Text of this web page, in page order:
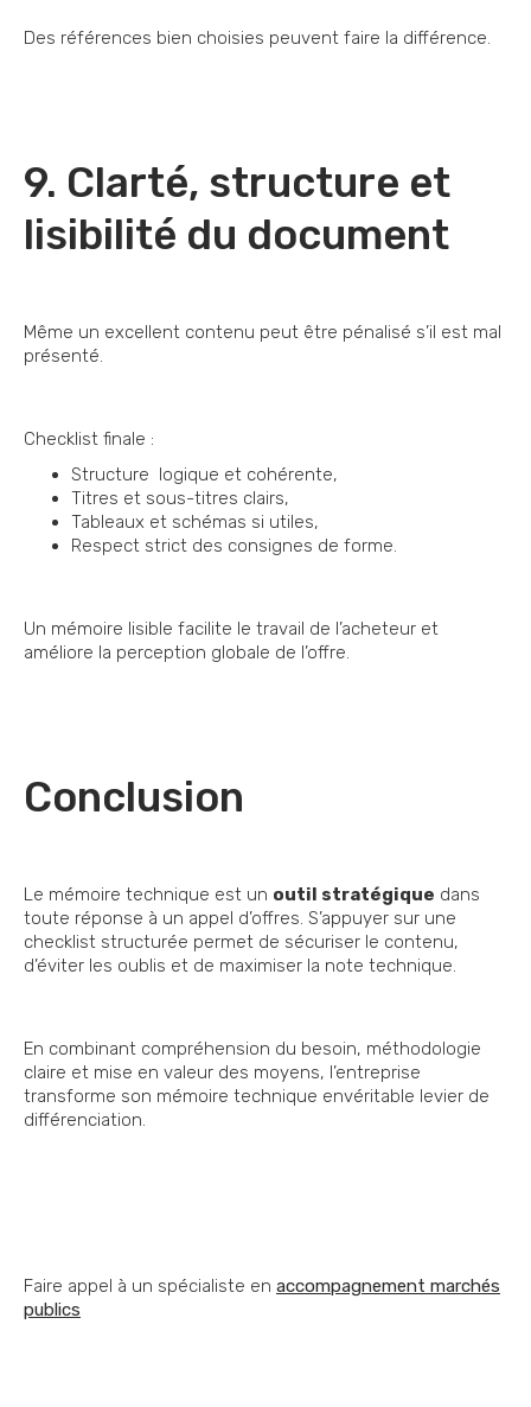
Des références bien choisies peuvent faire la différence.
9. Clarté, structure et
lisibilité du document
Même un excellent contenu peut être pénalisé s’il est mal
présenté.
Checklist finale :
Structure logique et cohérente,
Titres et sous-titres clairs,
Tableaux et schémas si utiles,
Respect strict des consignes de forme.
Un mémoire lisible facilite le travail de l’acheteur et
améliore la perception globale de l’offre.
Conclusion
Le mémoire technique est un outil stratégique dans
toute réponse à un appel d’offres. S’appuyer sur une
checklist structurée permet de sécuriser le contenu,
d’éviter les oublis et de maximiser la note technique.
En combinant compréhension du besoin, méthodologie
claire et mise en valeur des moyens, l’entreprise
transforme son mémoire technique envéritable levier de
différenciation.
Faire appel à un spécialiste en accompagnement marchés
publics